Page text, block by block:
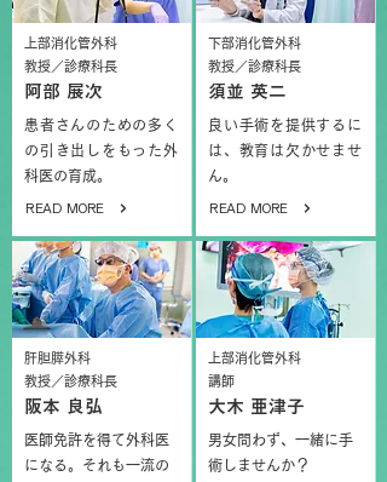
上部消化管外科
教授／診療科長
阿部 展次
患者さんのための多く
の引き出しをもった外
科医の育成。
READ MORE
肝胆膵外科
教授／診療科長
阪本 良弘
医師免許を得て外科医
になる。それも一流の
下部消化管外科
教授／診療科長
須並 英二
良い手術を提供するに
は、教育は欠かせませ
ん。
READ MORE
上部消化管外科
講師
大木 亜津子
男女問わず、一緒に手
術しませんか？